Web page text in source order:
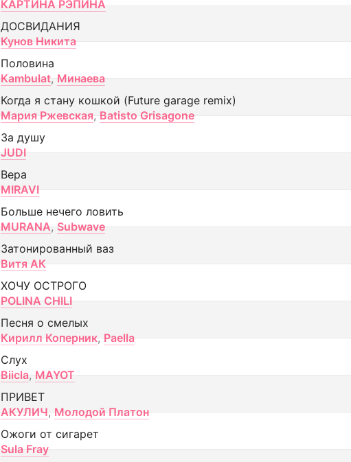
КАРТИНА РЭПИНА
ДОСВИДАНИЯ
Кунов Никита
Половина
Kambulat, Минаева
Когда я стану кошкой (Future garage remix)
Мария Ржевская, Batisto Grisagone
За душу
JUDI
Вера
MIRAVI
Больше нечего ловить
MURANA, Subwave
Затонированный ваз
Витя АК
ХОЧУ ОСТРОГО
POLINA CHILI
Песня о смелых
Кирилл Коперник, Paella
Слух
Biicla, MAYOT
ПРИВЕТ
АКУЛИЧ, Молодой Платон
Ожоги от сигарет
Sula Fray